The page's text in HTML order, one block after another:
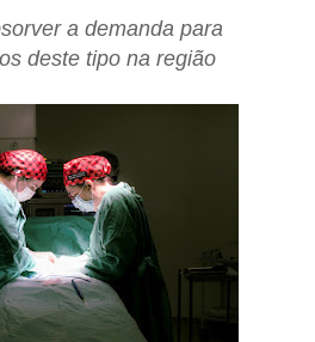
a demanda para
deste tipo na região